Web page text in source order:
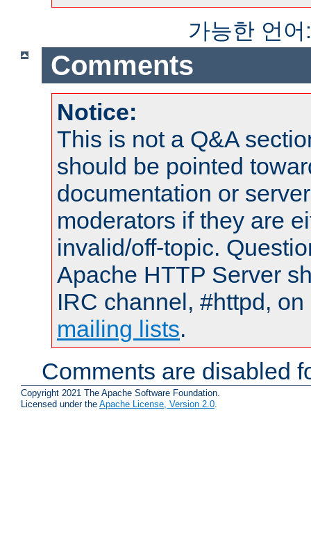
가능한 언
Comments
Notice:
This is not a Q&A
should be pointed
documentation or
moderators if they are
invalid/off-topic.
Apache HTTP Server
IRC channel, #httpd,
mailing lists.
Comments are disabled
Copyright 2021 The Apache Software Foundation.
Licensed under the Apache License, Version 2.0